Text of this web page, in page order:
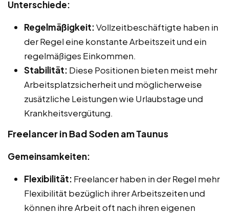
Unterschiede:
Regelmäßigkeit:Vollzeitbeschäftigte haben in
der Regel eine konstante Arbeitszeit und ein
regelmäßiges Einkommen.
Stabilität: Diese Positionen bieten meist mehr
Arbeitsplatzsicherheit und möglicherweise
zusätzliche Leistungen wie Urlaubstage und
Krankheitsvergütung.
Freelancer in Bad Soden am Taunus
Gemeinsamkeiten:
Flexibilität: Freelancer haben in der Regel mehr
Flexibilität bezüglich ihrer Arbeitszeiten und
können ihre Arbeit oft nach ihren eigenen